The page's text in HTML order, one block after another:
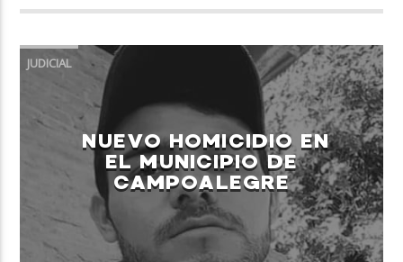
JUDICIAL
NUEVO HOMICIDIO EN
EL MUNICIPIO DE
CAMPOALEGRE